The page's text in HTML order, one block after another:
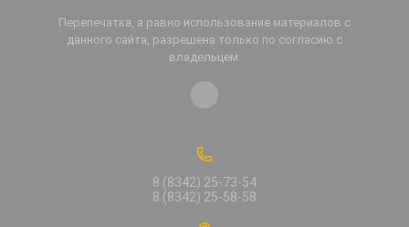
Перепечатка, а равно использование материалов с
данного сайта, разрешена только по согласию с
владельцем.
8 (8342) 25-73-54
8 (8342) 25-58-58